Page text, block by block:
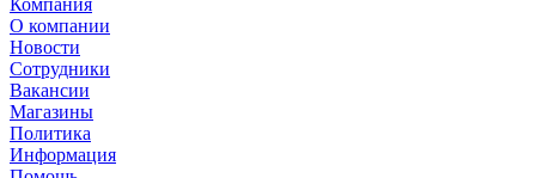
О компании
Новости
Сотрудники
Вакансии
Магазины
Политика
Информация